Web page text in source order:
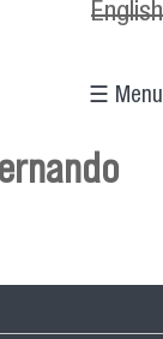
English
☰ Menu